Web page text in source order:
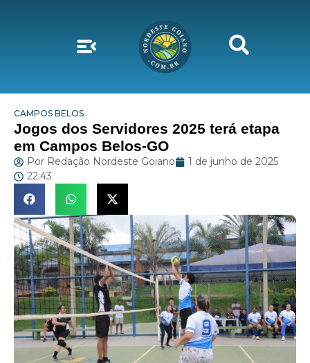
CAMPOS BELOS
Jogos dos Servidores 2025 terá etapa
em Campos Belos-GO
Por Redação Nordeste Goiano
1 de junho de 2025
22:43